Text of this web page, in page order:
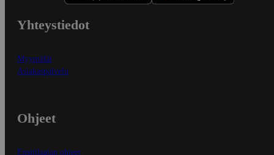
Yhteystiedot
Myymälät
Asiakaspalvelu
Ohjeet
Ensitilaajan ohjeet